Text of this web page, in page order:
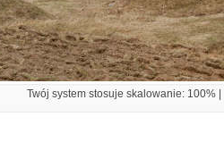
Twój system stosuje skalowanie: 100%